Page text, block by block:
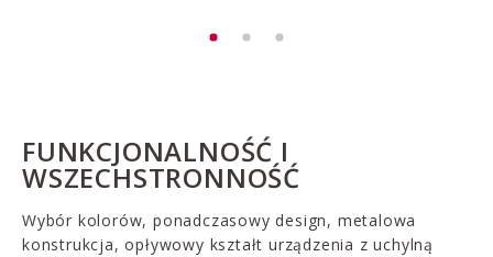
FUNKCJONALNOŚĆ I
WSZECHSTRONNOŚĆ
Wybór kolorów, ponadczasowy design, metalowa
konstrukcja, opływowy kształt urządzenia z uchylną